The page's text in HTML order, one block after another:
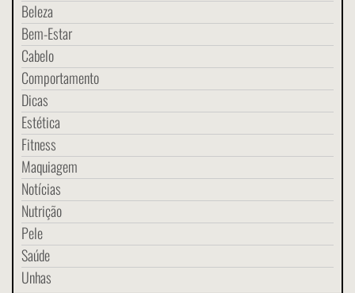
Beleza
Bem-Estar
Cabelo
Comportamento
Dicas
Estética
Fitness
Maquiagem
Notícias
Nutrição
Pele
Saúde
Unhas